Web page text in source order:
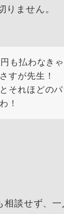
りません。
も払わなき
すが先生！
それほどの
！
談せず、一